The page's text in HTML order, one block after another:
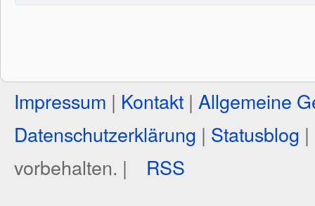
Impressum | Kontakt | Allgemeine
Datenschutzerklärung | Statusblog |
vorbehalten. |
RSS